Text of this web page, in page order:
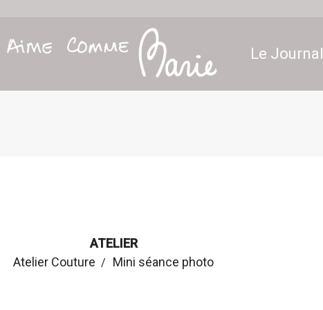
Le Journal
ATELIER
Atelier Couture
Mini séance photo